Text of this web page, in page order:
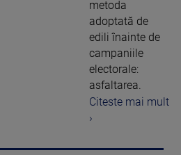
metoda
adoptată de
edili înainte de
campaniile
electorale:
asfaltarea.
Citeste mai mult
›